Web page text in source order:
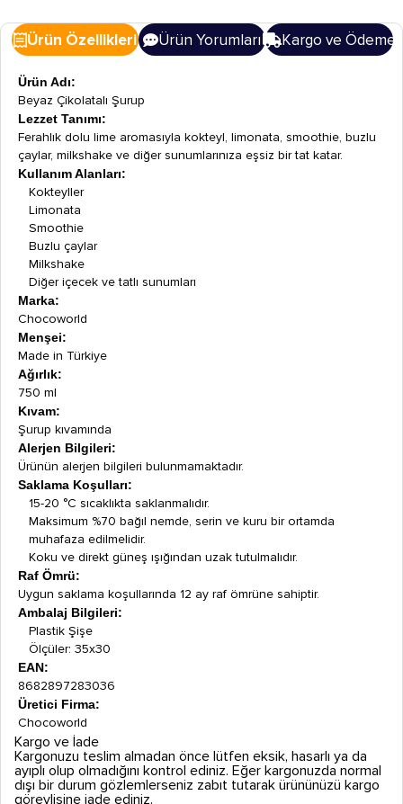
Ürün Özellikleri Ürün Yorumları Kargo ve Ödeme
Ürün Adı:
Beyaz Çikolatalı Şurup
Lezzet Tanımı:
Ferahlık dolu lime aromasıyla kokteyl, limonata, smoothie, buzlu
çaylar, milkshake ve diğer sunumlarınıza eşsiz bir tat katar.
Kullanım Alanları:
Kokteyller
Limonata
Smoothie
Buzlu çaylar
Milkshake
Diğer içecek ve tatlı sunumları
Marka:
Chocoworld
Menşei:
Made in Türkiye
Ağırlık:
750 ml
Kıvam:
Şurup kıvamında
Alerjen Bilgileri:
Ürünün alerjen bilgileri bulunmamaktadır.
Saklama Koşulları:
15-20 °C sıcaklıkta saklanmalıdır.
Maksimum %70 bağıl nemde, serin ve kuru bir ortamda
muhafaza edilmelidir.
Koku ve direkt güneş ışığından uzak tutulmalıdır.
Raf Ömrü:
Uygun saklama koşullarında 12 ay raf ömrüne sahiptir.
Ambalaj Bilgileri:
Plastik Şişe
Ölçüler: 35x30
EAN:
8682897283036
Üretici Firma:
Chocoworld
Kargo ve İade
Kargonuzu teslim almadan önce lütfen eksik, hasarlı ya da
ayıplı olup olmadığını kontrol ediniz. Eğer kargonuzda normal
dışı bir durum gözlemlerseniz zabıt tutarak ürününüzü kargo
görevlisine iade ediniz.